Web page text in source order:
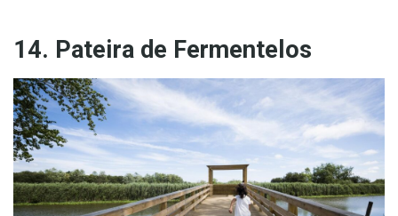
14. Pateira de Fermentelos